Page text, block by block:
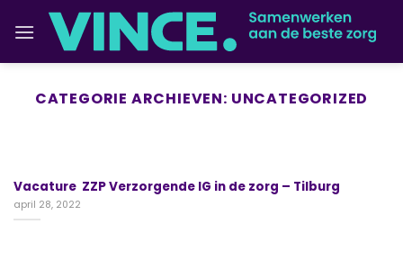
naar
CATEGORIE ARCHIEVEN: UNCATEGORIZED
Verzorgende IG in de
zorg – Tilburg
Vacature ZZP Verzorgende IG in de zorg – Tilburg
april 28, 2022